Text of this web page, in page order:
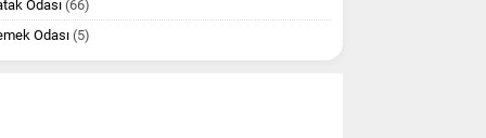
Odası (66)
Odası (5)